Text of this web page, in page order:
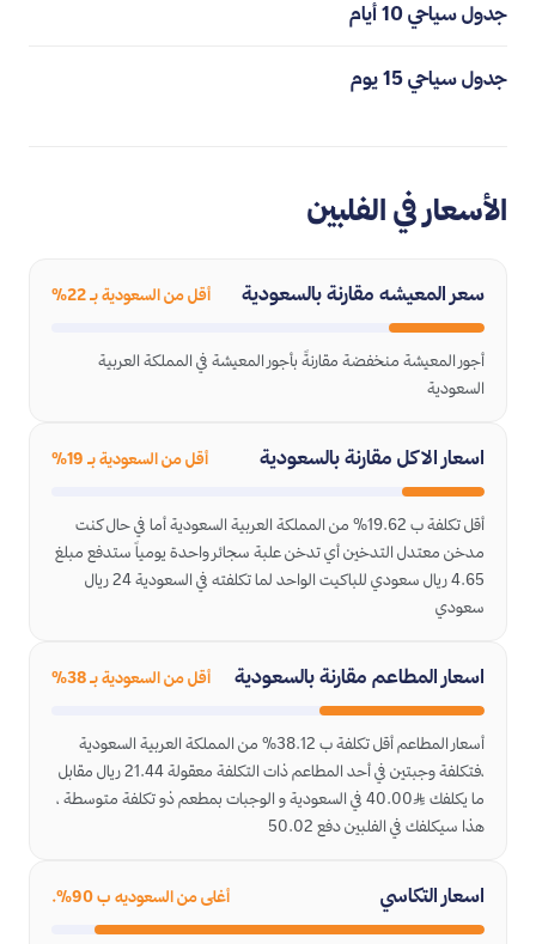
جدول سياحي 10 أيام
جدول سياحي 15 يوم
الأسعار في الفلبين
سعر المعيشه مقارنة بالسعودية أقل من السعودية بـ 22%
أجور المعيشة منخفضة مقارنةً بأجور المعيشة في المملكة العربية
السعودية
اسعار الاكل مقارنة بالسعودية أقل من السعودية بـ 19%
أقل تكلفة ب 19.62% من المملكة العربية السعودية أما في حال كنت
مدخن معتدل التدخين أي تدخن علبة سجائر واحدة يومياً ستدفع مبلغ
4.65 ريال سعودي للباكيت الواحد لما تكلفته في السعودية 24 ريال
سعودي
اسعار المطاعم مقارنة بالسعودية أقل من السعودية بـ 38%
أسعار المطاعم أقل تكلفة ب 38.12% من المملكة العربية السعودية
،فتكلفة وجبتين في أحد المطاعم ذات التكلفة معقولة 21.44 ريال مقابل
ما يكلفك ﷼40.00 في السعودية و الوجبات بمطعم ذو تكلفة متوسطة ،
هذا سيكلفك في الفلبين دفع 50.02
اسعار التكاسي أغلى من السعوديه ب 90%.